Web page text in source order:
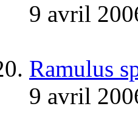
9 avril
Ramulus
9 avril